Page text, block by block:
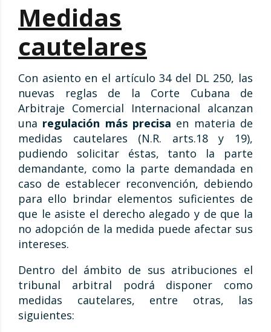
Medidas
cautelares
Con asiento en el artículo 34 del DL 250, las
nuevas reglas de la Corte Cubana de
Arbitraje Comercial Internacional alcanzan
una regulación más precisa en materia de
medidas cautelares (N.R. arts.18 y 19),
pudiendo solicitar éstas, tanto la parte
demandante, como la parte demandada en
caso de establecer reconvención, debiendo
para ello brindar elementos suficientes de
que le asiste el derecho alegado y de que la
no adopción de la medida puede afectar sus
intereses.
Dentro del ámbito de sus atribuciones el
tribunal arbitral podrá disponer como
medidas cautelares, entre otras, las
siguientes: